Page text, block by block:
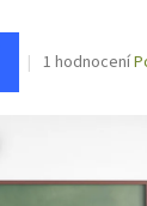
Průměrné
z
1 hodnocení